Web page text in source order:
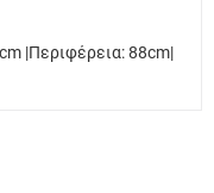
|Περιφέρεια: 88cm|